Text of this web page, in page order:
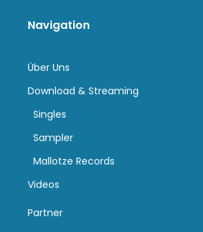
Navigation
Über Uns
Download & Streaming
Singles
Sampler
Mallotze Records
Videos
Partner